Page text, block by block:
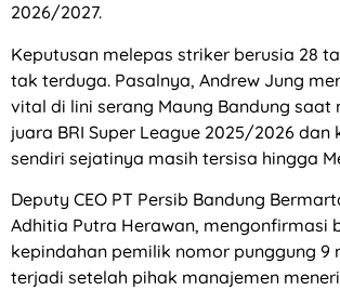
2026/2027.
Keputusan melepas striker berusia 28
tak terduga. Pasalnya, Andrew Jung
vital di lini serang Maung Bandung saat
juara BRI Super League 2025/2026 dan
sendiri sejatinya masih tersisa hingga
Deputy CEO PT Persib Bandung
Adhitia Putra Herawan, mengonfirmasi
kepindahan pemilik nomor punggung 9
terjadi setelah pihak manajemen